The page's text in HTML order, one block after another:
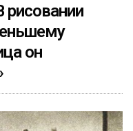
рисовании
он